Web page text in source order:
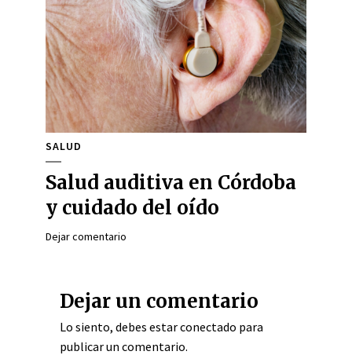
SALUD
Salud auditiva en Córdoba
y cuidado del oído
Dejar comentario
Dejar un comentario
Lo siento, debes estarconectado para
publicar un comentario.